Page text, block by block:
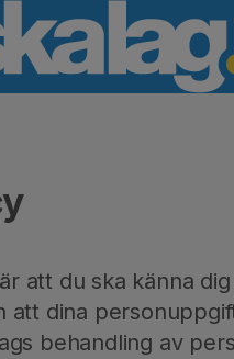
att du ska känna
att dina
behandling av